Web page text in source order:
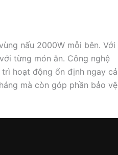
nấu 2000W mỗi bên. Với
từng món ăn. Công nghệ
hoạt động ổn định ngay cả
mà còn góp phần bảo vệ